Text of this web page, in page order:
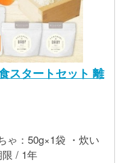
スタートセット 離
ゃ：50g×1袋 ・炊い
/ 1年